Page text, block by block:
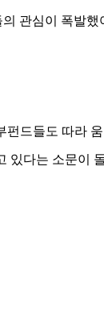
관심이 폭발
드들도 따라
있다는 소문이